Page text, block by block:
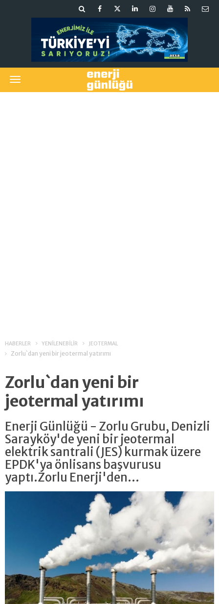
HABERLER YENİLENEBİLİR JEOTERMAL
Zorlu`dan yeni bir jeotermal yatırımı
Zorlu`dan yeni bir
jeotermal yatırımı
Enerji Günlüğü - Zorlu Grubu, Denizli
Sarayköy'de yeni bir jeotermal
elektrik santrali (JES) kurmak üzere
EPDK'ya önlisans başvurusu
yaptı.Zorlu Enerji'den...